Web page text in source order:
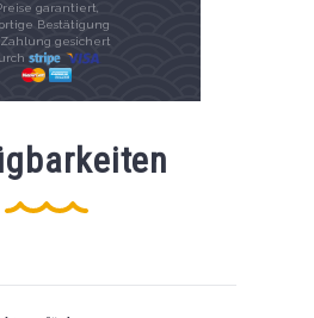
garantiert,
Bestätigung
Zahlung gesichert